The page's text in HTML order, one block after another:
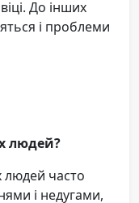
До інших
і проблеми
людей?
людей часто
і недугами,